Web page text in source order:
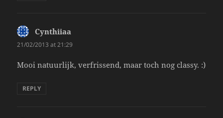
Cynthiiaa
21/02/2013 at 21:29
Mooi natuurlijk, verfrissend, maar toch nog classy. :)
REPLY